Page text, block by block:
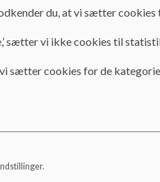
skolen.
norm for sprog og
på årgangen og julefest for hele
og forpligtende
og hjem er afgørende for
Hverken skole
du, at vi sætter
sætter vi ikke cookies til
vi sætter cookies for de